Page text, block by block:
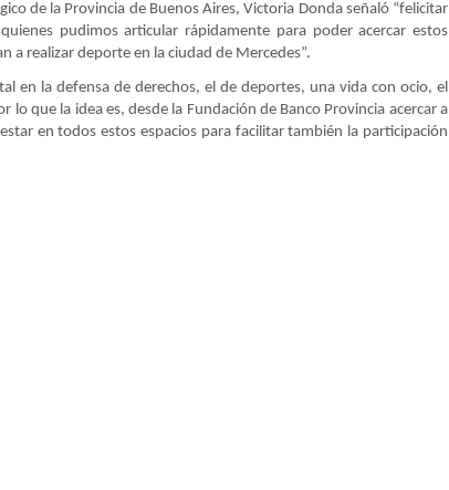
de la Provincia de Buenos Aires, Victoria Donda señaló “felicitar
pudimos articular rápidamente para poder acercar estos
a realizar deporte en la ciudad de Mercedes”.
en la defensa de derechos, el de deportes, una vida con ocio, el
lo que la idea es, desde la Fundación de Banco Provincia acercar a
en todos estos espacios para facilitar también la participación